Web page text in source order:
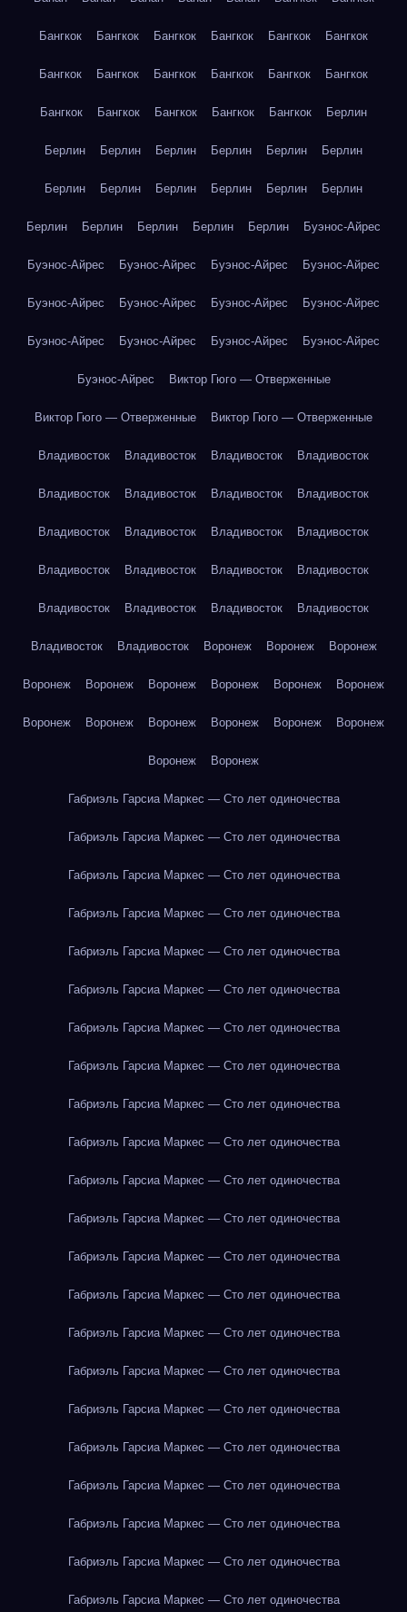
Бангкок Бангкок Бангкок Бангкок Бангкок Бангкок
Бангкок Бангкок Бангкок Бангкок Бангкок Бангкок
Бангкок Бангкок Бангкок Бангкок Бангкок Берлин
Берлин Берлин Берлин Берлин Берлин Берлин
Берлин Берлин Берлин Берлин Берлин Берлин
Берлин Берлин Берлин Берлин Берлин Буэнос-Айрес
Буэнос-Айрес Буэнос-Айрес Буэнос-Айрес Буэнос-Айрес
Буэнос-Айрес Буэнос-Айрес Буэнос-Айрес Буэнос-Айрес
Буэнос-Айрес Буэнос-Айрес Буэнос-Айрес Буэнос-Айрес
Буэнос-Айрес Виктор Гюго — Отверженные
Виктор Гюго — Отверженные Виктор Гюго — Отверженные
Владивосток Владивосток Владивосток Владивосток
Владивосток Владивосток Владивосток Владивосток
Владивосток Владивосток Владивосток Владивосток
Владивосток Владивосток Владивосток Владивосток
Владивосток Владивосток Владивосток Владивосток
Владивосток Владивосток Воронеж Воронеж Воронеж
Воронеж Воронеж Воронеж Воронеж Воронеж Воронеж
Воронеж Воронеж Воронеж Воронеж Воронеж Воронеж
Воронеж Воронеж
Габриэль Гарсиа Маркес — Сто лет одиночества
Габриэль Гарсиа Маркес — Сто лет одиночества
Габриэль Гарсиа Маркес — Сто лет одиночества
Габриэль Гарсиа Маркес — Сто лет одиночества
Габриэль Гарсиа Маркес — Сто лет одиночества
Габриэль Гарсиа Маркес — Сто лет одиночества
Габриэль Гарсиа Маркес — Сто лет одиночества
Габриэль Гарсиа Маркес — Сто лет одиночества
Габриэль Гарсиа Маркес — Сто лет одиночества
Габриэль Гарсиа Маркес — Сто лет одиночества
Габриэль Гарсиа Маркес — Сто лет одиночества
Габриэль Гарсиа Маркес — Сто лет одиночества
Габриэль Гарсиа Маркес — Сто лет одиночества
Габриэль Гарсиа Маркес — Сто лет одиночества
Габриэль Гарсиа Маркес — Сто лет одиночества
Габриэль Гарсиа Маркес — Сто лет одиночества
Габриэль Гарсиа Маркес — Сто лет одиночества
Габриэль Гарсиа Маркес — Сто лет одиночества
Габриэль Гарсиа Маркес — Сто лет одиночества
Габриэль Гарсиа Маркес — Сто лет одиночества
Габриэль Гарсиа Маркес — Сто лет одиночества
Габриэль Гарсиа Маркес — Сто лет одиночества